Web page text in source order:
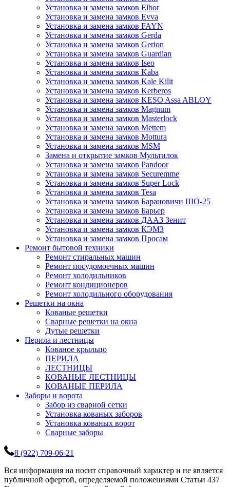
Установка и замена замков Elbor
Установка и замена замков Evva
Установка и замена замков FAYN
Установка и замена замков Gerda
Установка и замена замков Gerion
Установка и замена замков Guardian
Установка и замена замков Iseo
Установка и замена замков Kaba
Установка и замена замков Kale Kilit
Установка и замена замков Kerberos
Установка и замена замков KESO Assa ABLOY
Установка и замена замков Magnum
Установка и замена замков Masterlock
Установка и замена замков Mettem
Установка и замена замков Mottura
Установка и замена замков MSM
Замена и открытие замков Мультилок
Установка и замена замков Pandoor
Установка и замена замков Securemme
Установка и замена замков Super Lock
Установка и замена замков Tesa
Установка и замена замков Барановичи ШО-25
Установка и замена замков Барьер
Установка и замена замков ДААЗ Зенит
Установка и замена замков КЭМЗ
Установка и замена замков Просам
Ремонт бытовой техники
Ремонт стиральных машин
Ремонт посудомоечных машин
Ремонт холодильников
Ремонт кондиционеров
Ремонт холодильного оборудования
Решетки на окна
Кованые решетки
Сварные решетки на окна
Дутые решетки
Перила и лестницы
Кованое крыльцо
ПЕРИЛА
ЛЕСТНИЦЫ
КОВАНЫЕ ЛЕСТНИЦЫ
КОВАНЫЕ ПЕРИЛА
Заборы и ворота
Забор из сварной сетки
Установка кованых заборов
Установка кованых ворот
Сварные заборы
8 (922) 709-06-21
Вся информация на носит справочный характер и не является
публичной офертой, определяемой положениями Статьи 437